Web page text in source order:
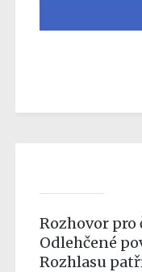
Rozhovor pro
Odlehčené
Rozhlasu